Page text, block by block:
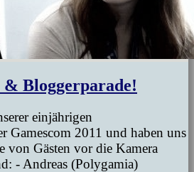
& Bloggerparade!
einjährigen
Gamescom 2011 und haben uns
von Gästen vor die Kamera
- Andreas (Polygamia)